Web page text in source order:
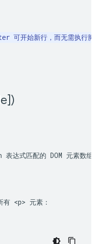
可开始新行，而无需执行脚
达式匹配的 DOM 元素数组
有 <p> 元素：